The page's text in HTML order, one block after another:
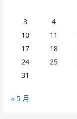
3
4
10
11
17
18
24
25
31
« 5 月